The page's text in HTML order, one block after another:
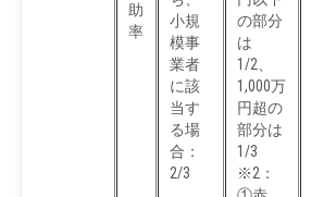
助
率
小規
模事
業者
に該
当す
る場
合：
2/3
の部分
は
1/2、
1,000万
円超の
部分は
1/3
※2：